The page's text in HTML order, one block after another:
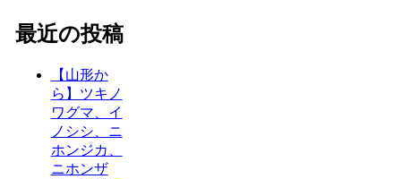
最近の投稿
【山形か
ら】ツキノ
ワグマ、イ
ノシシ、ニ
ホンジカ、
ニホンザ